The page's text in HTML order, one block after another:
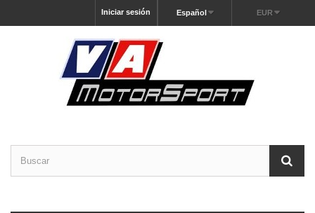
EUR
Español
Iniciar sesión